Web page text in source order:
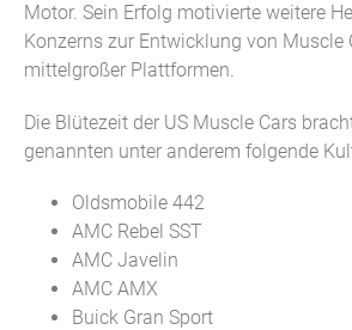
Motor. Sein Erfolg motivierte weitere
Konzerns zur Entwicklung von Muscle
mittelgroßer Plattformen.
Die Blütezeit der US Muscle Cars
genannten unter anderem folgende
Oldsmobile 442
AMC Rebel SST
AMC Javelin
AMC AMX
Buick Gran Sport